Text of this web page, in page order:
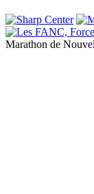
Marathon de